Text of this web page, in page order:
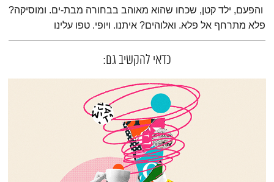
תמצית הפודקאסט
‎ והפעם, ילד קטן, שכחו שהוא מאוהב בבחורה מבת-ים. ומוסיקה?
פלא מתרחף אל פלא. ואלוהים? איתנו. ויופי. טפו עלינו
כדאי להקשיב גם: